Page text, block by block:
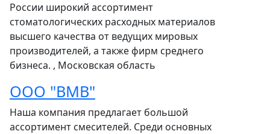
России широкий ассортимент
стоматологических расходных материалов
высшего качества от ведущих мировых
производителей, а также фирм среднего
бизнеса. , Московская область
ООО "ВМВ"
Наша компания предлагает большой
ассортимент смесителей. Среди основных